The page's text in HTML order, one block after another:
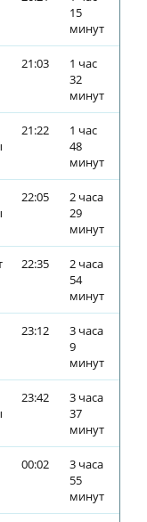
15
минут
21:03
1 час
32
минут
21:22
1 час
48
минут
22:05
2 часа
29
минут
22:35
2 часа
54
минут
23:12
3 часа
9
минут
23:42
3 часа
37
минут
00:02
3 часа
55
минут